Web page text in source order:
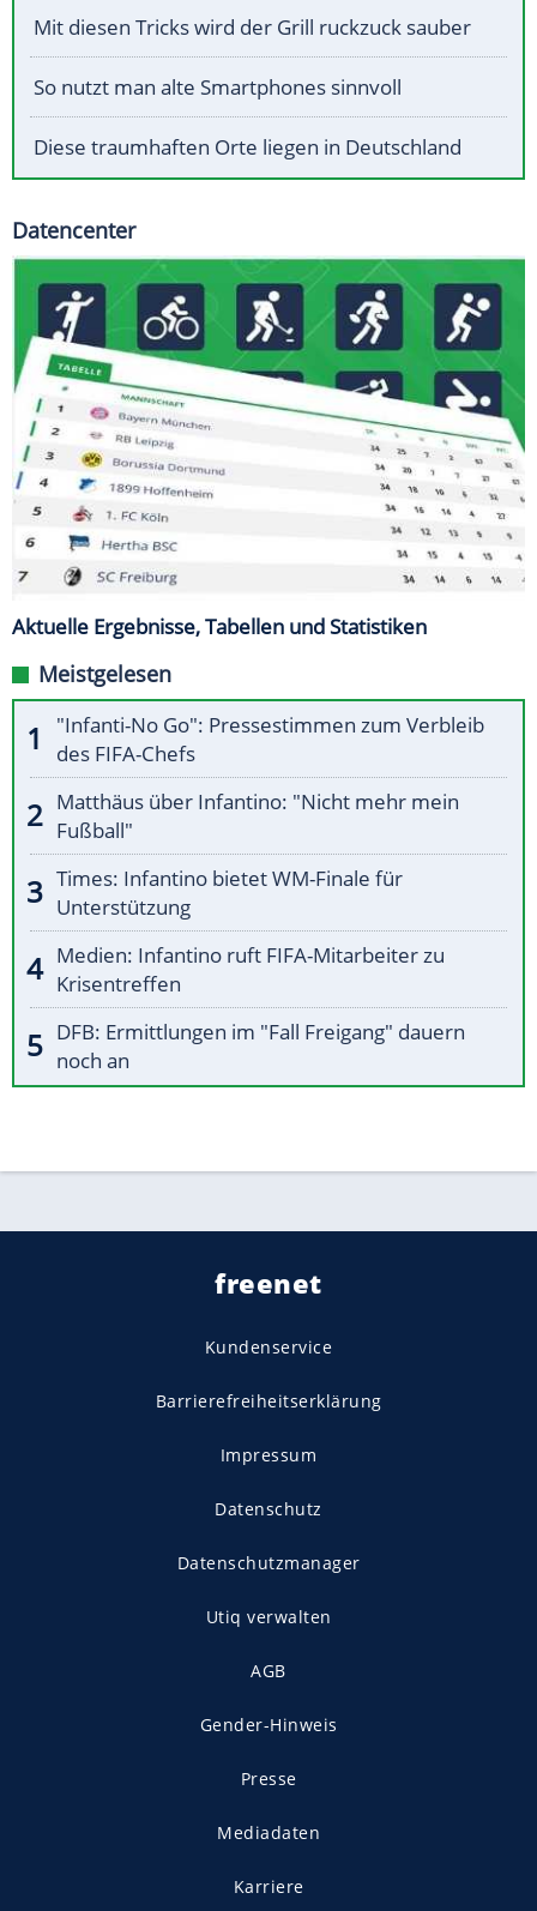
Mit diesen Tricks wird der Grill ruckzuck sauber
So nutzt man alte Smartphones sinnvoll
Diese traumhaften Orte liegen in Deutschland
Datencenter
Aktuelle Ergebnisse, Tabellen und Statistiken
Meistgelesen
"Infanti-No Go": Pressestimmen zum Verbleib
des FIFA-Chefs
Matthäus über Infantino: "Nicht mehr mein
Fußball"
Times: Infantino bietet WM-Finale für
Unterstützung
Medien: Infantino ruft FIFA-Mitarbeiter zu
Krisentreffen
DFB: Ermittlungen im "Fall Freigang" dauern
noch an
freenet
Kundenservice
Barrierefreiheitserklärung
Impressum
Datenschutz
Datenschutzmanager
Utiq verwalten
AGB
Gender-Hinweis
Presse
Mediadaten
Karriere